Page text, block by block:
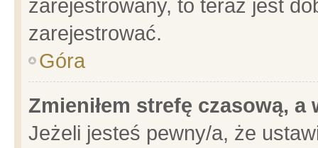
zarejestrowany, to teraz jest
zarejestrować.
Góra
Zmieniłem strefę czasową,
Jeżeli jesteś pewny/a, że